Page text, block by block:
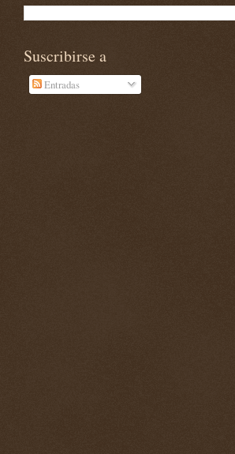
Suscribirse a
Entradas